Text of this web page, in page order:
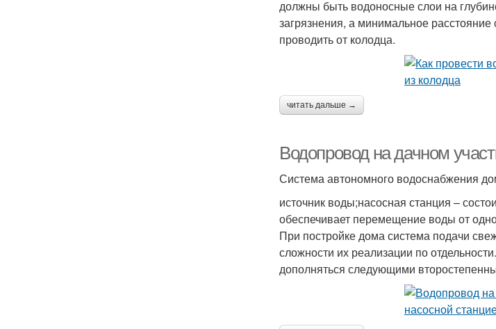
должны быть водоносные слои на
загрязнения, а минимальное
проводить от колодца.
читать дальше →
Водопровод на дачном
Система автономного водоснабжения
источник воды;насосная станция –
обеспечивает перемещение воды от
При постройке дома система подачи
сложности их реализации по
дополняться следующими